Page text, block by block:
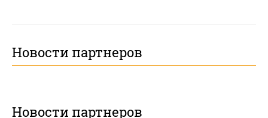
Новости партнеров
Новости партнеров